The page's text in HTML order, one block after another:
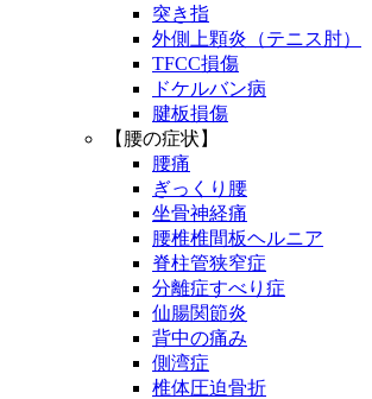
突き指
外側上顆炎（テニス肘）
TFCC損傷
ドケルバン病
腱板損傷
【腰の症状】
腰痛
ぎっくり腰
坐骨神経痛
腰椎椎間板ヘルニア
脊柱管狭窄症
分離症すべり症
仙腸関節炎
背中の痛み
側湾症
椎体圧迫骨折